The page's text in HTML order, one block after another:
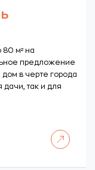
м² на
предложение
в черте города
так и для